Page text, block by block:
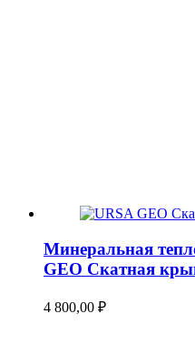
Минеральная
GEO Скатная
4 800,00 ₽